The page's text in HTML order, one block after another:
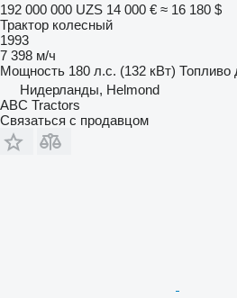
192 000 000 UZS 14 000 € ≈ 16 180 $
Трактор колесный
1993
7 398 м/ч
Мощность 180 л.с. (132 кВт) Топливо
Нидерланды, Helmond
ABC Tractors
Связаться с продавцом